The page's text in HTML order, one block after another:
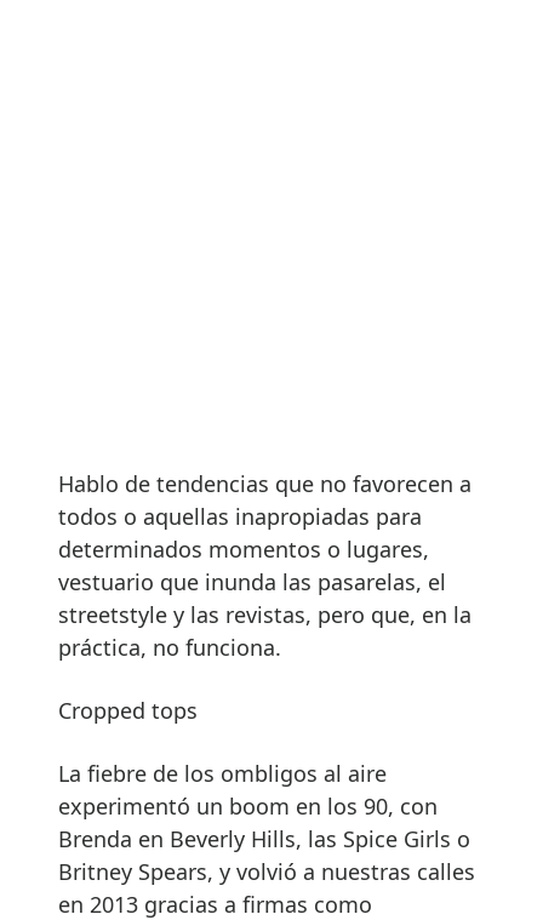
Hablo de tendencias que no favorecen a
todos o aquellas inapropiadas para
determinados momentos o lugares,
vestuario que inunda las pasarelas, el
streetstyle y las revistas, pero que, en la
práctica, no funciona.
Cropped tops
La fiebre de los ombligos al aire
experimentó un boom en los 90, con
Brenda en Beverly Hills, las Spice Girls o
Britney Spears, y volvió a nuestras calles
en 2013 gracias a firmas como